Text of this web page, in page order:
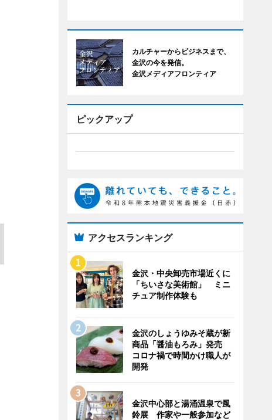
カルチャーからビジネスまで、
金沢の今を発信。
金沢メディアフロンティア
ピックアップ
アクセスランキング
金沢・中央卸売市場近くに
「ちいさな美術館」 ミニ
チュア制作体験も
金沢のしょうゆみそ蔵が新
商品「醤油もろみ」発売
コロナ禍で時間かけ職人が
開発
金沢中心部と湯涌温泉で風
鈴展 作家や一般参加など